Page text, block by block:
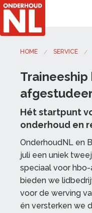
Hbo-
HOME SERVICE
Traineeship
Hét startpunt
onderhoud en
OnderhoudNL en
juli een uniek
speciaal voor
bieden we
voor de werving
én versterken we